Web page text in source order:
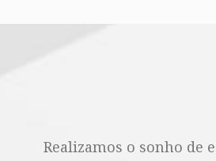
Realizamos o sonho de